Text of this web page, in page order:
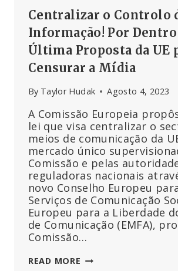
Centralizar o Controlo
Informação! Por Dentro
Última Proposta da UE
Censurar a Mídia
By Taylor Hudak Agosto 4, 2023
A Comissão Europeia
lei que visa centralizar o
meios de comunicação da
mercado único
Comissão e pelas
reguladoras nacionais
novo Conselho Europeu
Serviços de Comunicação
Europeu para a Liberdade
de Comunicação (EMFA),
Comissão…
READ MORE CENTRALIZAR